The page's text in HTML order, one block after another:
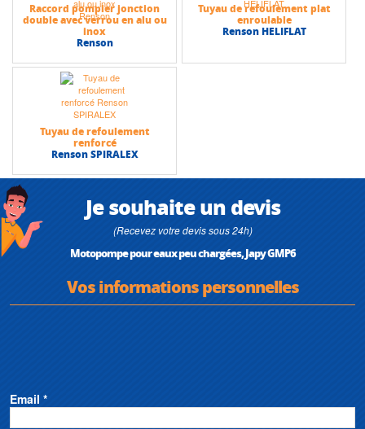
Raccord pompier jonction
double avec verrou en alu ou
inox
Renson
Tuyau de refoulement plat
enroulable
Renson HELIFLAT
Tuyau de refoulement
renforcé
Renson SPIRALEX
Je souhaite un devis
(Recevez votre devis sous 24h)
Motopompe pour eaux peu chargées, Japy GMP6
Vos informations personnelles
Email *